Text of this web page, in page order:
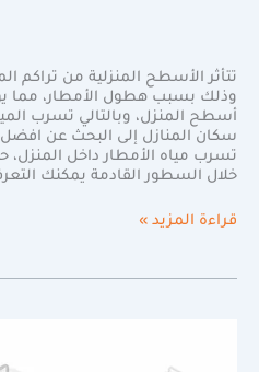
تتأثر الأسطح المنزلية من تراكم
وذلك بسبب هطول الأمطار، مما
أسطح المنزل، وبالتالي تسرب
سكان المنازل إلى البحث عن
تسرب مياه الأمطار داخل المنزل،
خلال السطور القادمة يمكنك
قراءة المزيد »